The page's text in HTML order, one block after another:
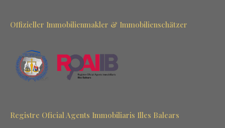
Offizieller Immobilienmakler & Immobilienschätzer
Registre Oficial Agents Immobiliaris Illes Balears